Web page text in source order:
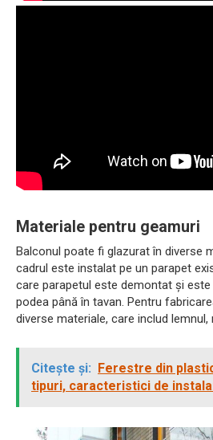
Materiale pentru geamuri
Balconul poate fi glazurat în diverse
cadrul este instalat pe un parapet
care parapetul este demontat și
podea până în tavan. Pentru
diverse materiale, care includ lemnul,
Citește și: Ferestre din
tipuri, caracteristici de